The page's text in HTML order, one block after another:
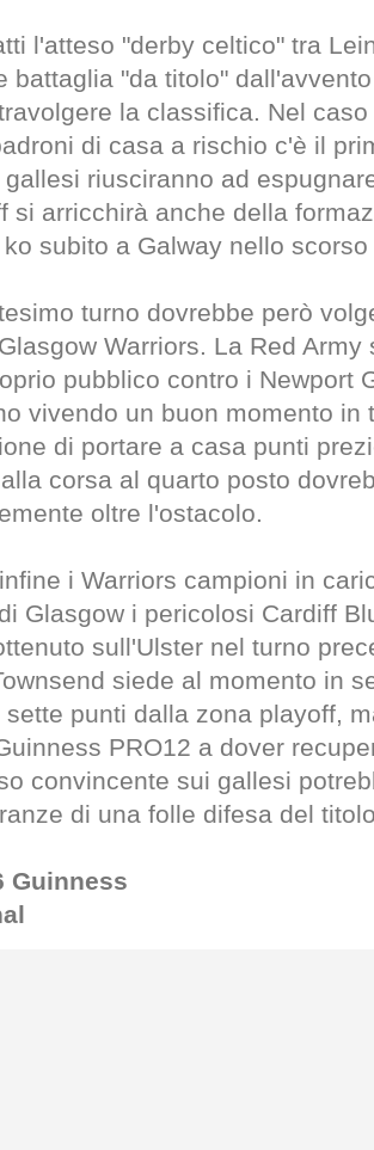
l'atteso "derby celtico" tra
battaglia "da titolo"
la classifica. Nel
di casa a rischio c'è il
riusciranno ad
si arricchirà anche della
subito a Galway nello
turno dovrebbe però
Warriors. La Red
pubblico contro i Newport
vivendo un buon momento in
di portare a casa punti
corsa al quarto posto
oltre l'ostacolo.
i Warriors campioni in
Glasgow i pericolosi Cardiff
sull'Ulster nel turno
siede al momento in
punti dalla zona playoff,
PRO12 a dover
convincente sui gallesi
di una folle difesa del